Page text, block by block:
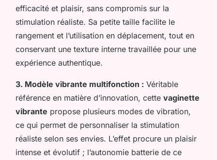
efficacité et plaisir, sans compromis sur la
stimulation réaliste. Sa petite taille facilite le
rangement et l’utilisation en déplacement, tout en
conservant une texture interne travaillée pour une
expérience authentique.
3. Modèle vibrante multifonction : Véritable
référence en matière d’innovation, cette vaginette
vibrante propose plusieurs modes de vibration,
ce qui permet de personnaliser la stimulation
réaliste selon ses envies. L’effet procure un plaisir
intense et évolutif ; l’autonomie batterie de ce